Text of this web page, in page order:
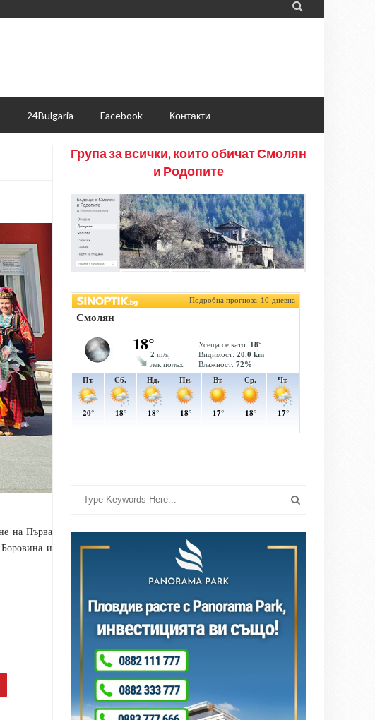

24Bulgaria Facebook Контакти
на Първа
и
Група за всички, които обичат Смолян
и Родопите